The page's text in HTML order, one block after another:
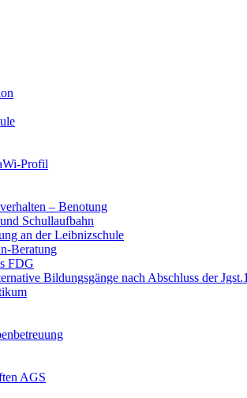
Profil
– Benotung
Schullaufbahn
an der Leibnizschule
Beratung
FDG
Bildungsgänge nach Abschluss der
AGS